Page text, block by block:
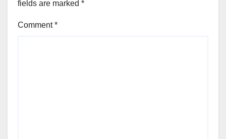
fields are marked *
Comment*